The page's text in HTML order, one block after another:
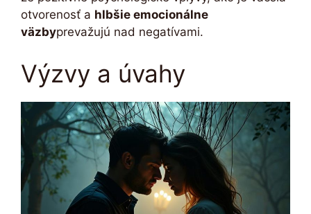
otvorenosť a hlbšie emocionálne
väzbyprevažujú nad negatívami.
Výzvy a úvahy